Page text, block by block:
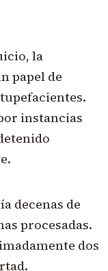
la
papel de
instancias
decenas de
procesadas.
dos